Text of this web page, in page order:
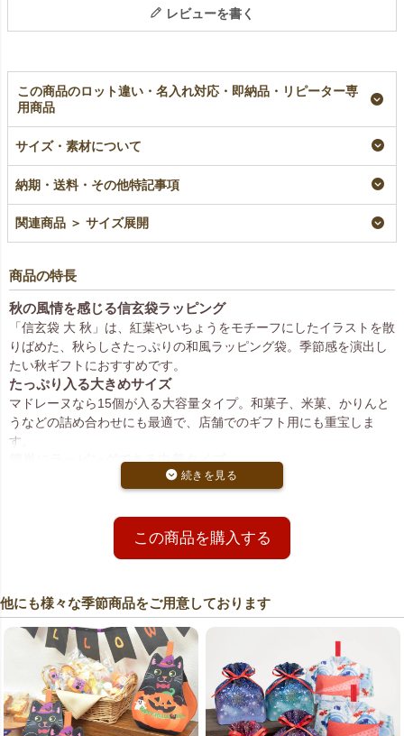
レビューを書く
この商品のロット違い・名入れ対応・即納品・リピーター専
用商品
紅葉青海波柄｜不織布
ラッピング袋｜20枚入
～
¥2,420
ッピング袋｜20枚入～
即納品
トート（ミニ）紅葉柄
FP｜不織布ラッピン
サイズ・素材について
納期・送料・その他特記事項
関連商品 ＞ サイズ展開
商品の特長
秋の風情を感じる信玄袋ラッピング
「信玄袋 大 秋」は、紅葉やいちょうをモチーフにしたイラストを散
りばめた、秋らしさたっぷりの和風ラッピング袋。季節感を演出し
たい秋ギフトにおすすめです。
たっぷり入る大きめサイズ
マドレーヌなら15個が入る大容量タイプ。和菓子、米菓、かりんと
うなどの詰め合わせにも最適で、店舗でのギフト用にも重宝しま
す。
簡単にラッピングできる巾着タイプ
紐を引くだけでラッピングが完成する巾着仕様。時間がない場面で
落ち着いた配色で上品な印象に
本体はベージュ地、下部にはボルドー色の切り替え生地を使用。ベ
ージュ地には赤インクで紅葉やいちょう柄が描かれ、上品さと華や
20枚入りと、まとめ買いに便利な400枚入りをご用意。400枚入りは
大口割引が適用され、イベント用途や業務用にもおすすめです。
この商品を購入する
他にも様々な季節商品をご用意しております